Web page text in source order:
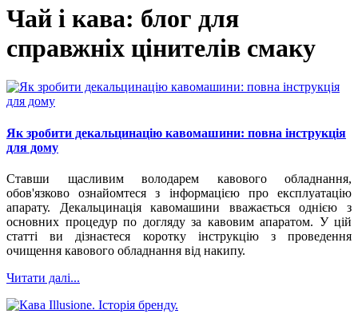
Чай і кава: блог для
справжніх цінителів смаку
Як зробити декальцинацію кавомашини: повна інструкція
для дому
Ставши щасливим володарем кавового обладнання,
обов'язково ознайомтеся з інформацією про експлуатацію
апарату. Декальцинація кавомашини вважається однією з
основних процедур по догляду за кавовим апаратом. У цій
статті ви дізнаєтеся коротку інструкцію з проведення
очищення кавового обладнання від накипу.
Читати далі...